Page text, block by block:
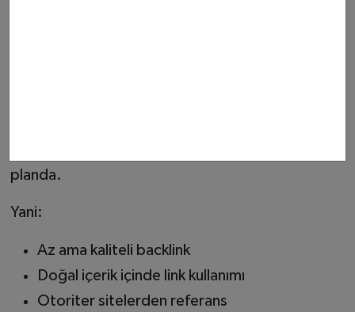
planda.
Yani:
Az ama kaliteli backlink
Doğal içerik içinde link kullanımı
Otoriter sitelerden referans